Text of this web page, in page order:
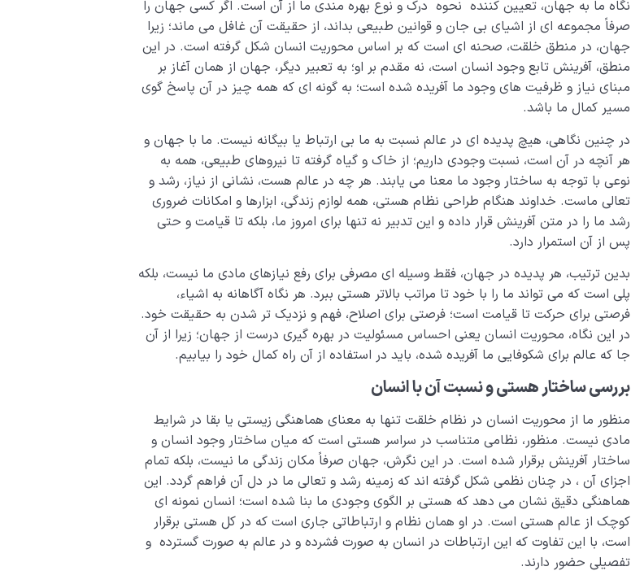
نگاه ما به جهان، تعیین کننده نحوه درک و نوع بهره مندی ما از آن است. اگر کسی جهان را
صرفاً مجموعه ای از اشیای بی جان و قوانین طبیعی بداند، از حقیقت آن غافل می ماند؛ زیرا
جهان، در منطق خلقت، صحنه ای است که بر اساس محوریت انسان شکل گرفته است. در این
منطق، آفرینش تابع وجود انسان است، نه مقدم بر او؛ به تعبیر دیگر، جهان از همان آغاز بر
مبنای نیاز و ظرفیت های وجود ما آفریده شده است؛ به گونه ای که همه چیز در آن پاسخ گوی
مسیر کمال ما باشد.
در چنین نگاهی، هیچ پدیده ای در عالم نسبت به ما بی ارتباط یا بیگانه نیست. ما با جهان و
هر آنچه در آن است، نسبت وجودی داریم؛ از خاک و گیاه گرفته تا نیروهای طبیعی، همه به
نوعی با توجه به ساختار وجود ما معنا می یابند. هر چه در عالم هست، نشانی از نیاز، رشد و
تعالی ماست. خداوند هنگام طراحی نظام هستی، همه لوازم زندگی، ابزارها و امکانات ضروری
رشد ما را در متن آفرینش قرار داده و این تدبیر نه تنها برای امروز ما، بلکه تا قیامت و حتی
پس از آن استمرار دارد.
بدین ترتیب، هر پدیده در جهان، فقط وسیله ای مصرفی برای رفع نیازهای مادی ما نیست، بلکه
پلی است که می تواند ما را با خود تا مراتب بالاتر هستی ببرد. هر نگاه آگاهانه به اشیاء،
فرصتی برای حرکت تا قیامت است؛ فرصتی برای اصلاح، فهم و نزدیک تر شدن به حقیقت خود.
در این نگاه، محوریت انسان یعنی احساس مسئولیت در بهره گیری درست از جهان؛ زیرا از آن
جا که عالم برای شکوفایی ما آفریده شده، باید در استفاده از آن راه کمال خود را بیابیم.
بررسیساختار هستی و نسبت آن با انسان
منظور ما از محوریت انسان در نظام خلقت تنها به معنای هماهنگی زیستی یا بقا در شرایط
مادی نیست. منظور، نظامی متناسب در سراسر هستی است که میان ساختار وجود انسان و
ساختار آفرینش برقرار شده است. در این نگرش، جهان صرفاً مکان زندگی ما نیست، بلکه تمام
اجزای آن ، در چنان نظمی شکل گرفته اند که زمینه رشد و تعالی ما در دل آن فراهم گردد. این
هماهنگی دقیق نشان می دهد که هستی بر الگوی وجودی ما بنا شده است؛ انسان نمونه ای
کوچک از عالم هستی است. در او همان نظام و ارتباطاتی جاری است که در کل هستی برقرار
است، با این تفاوت که این ارتباطات در انسان به صورت فشرده و در عالم به صورت گسترده و
تفصیلی حضور دارند.